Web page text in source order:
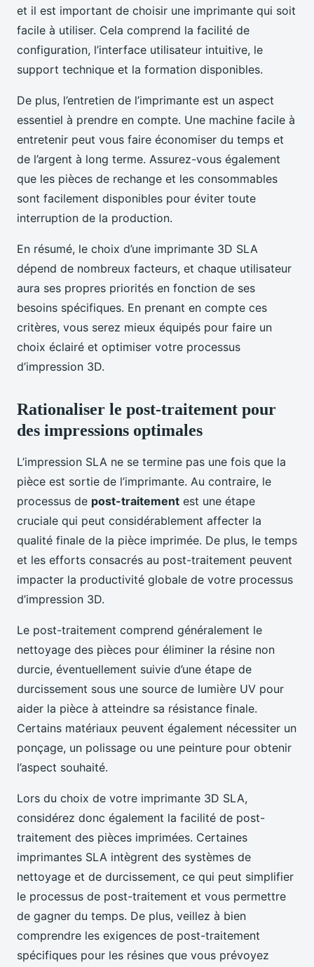
et il est important de choisir une imprimante qui soit
facile à utiliser. Cela comprend la facilité de
configuration, l’interface utilisateur intuitive, le
support technique et la formation disponibles.
De plus, l’entretien de l’imprimante est un aspect
essentiel à prendre en compte. Une machine facile à
entretenir peut vous faire économiser du temps et
de l’argent à long terme. Assurez-vous également
que les pièces de rechange et les consommables
sont facilement disponibles pour éviter toute
interruption de la production.
En résumé, le choix d’une imprimante 3D SLA
dépend de nombreux facteurs, et chaque utilisateur
aura ses propres priorités en fonction de ses
besoins spécifiques. En prenant en compte ces
critères, vous serez mieux équipés pour faire un
choix éclairé et optimiser votre processus
d’impression 3D.
Rationaliser le post-traitement pour
des impressions optimales
L’impression SLA ne se termine pas une fois que la
pièce est sortie de l’imprimante. Au contraire, le
processus de post-traitement est une étape
cruciale qui peut considérablement affecter la
qualité finale de la pièce imprimée. De plus, le temps
et les efforts consacrés au post-traitement peuvent
impacter la productivité globale de votre processus
d’impression 3D.
Le post-traitement comprend généralement le
nettoyage des pièces pour éliminer la résine non
durcie, éventuellement suivie d’une étape de
durcissement sous une source de lumière UV pour
aider la pièce à atteindre sa résistance finale.
Certains matériaux peuvent également nécessiter un
ponçage, un polissage ou une peinture pour obtenir
l’aspect souhaité.
Lors du choix de votre imprimante 3D SLA,
considérez donc également la facilité de post-
traitement des pièces imprimées. Certaines
imprimantes SLA intègrent des systèmes de
nettoyage et de durcissement, ce qui peut simplifier
le processus de post-traitement et vous permettre
de gagner du temps. De plus, veillez à bien
comprendre les exigences de post-traitement
spécifiques pour les résines que vous prévoyez